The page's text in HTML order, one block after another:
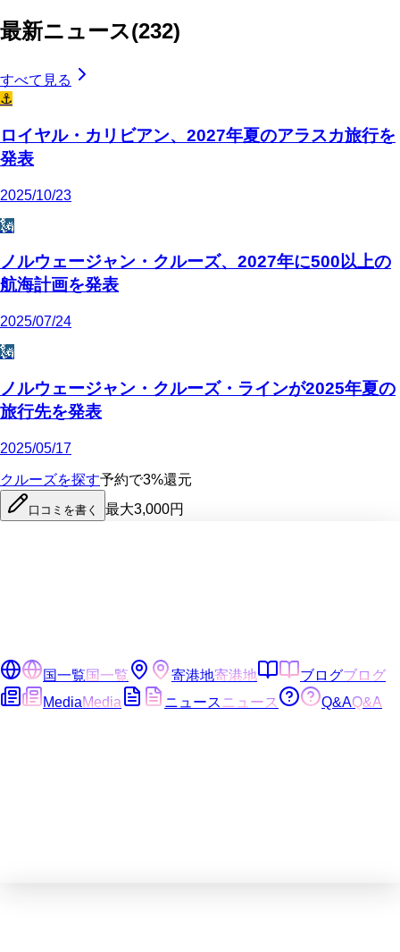
最新ニュース(232)
すべて見る
⚓
ロイヤル・カリビアン、2027年夏のアラスカ旅行を
発表
2025/10/23
🗽
ノルウェージャン・クルーズ、2027年に500以上の
航海計画を発表
2025/07/24
🗽
ノルウェージャン・クルーズ・ラインが2025年夏の
旅行先を発表
2025/05/17
クルーズを探す予約で3%還元
口コミを書く 最大3,000円
国一覧国一覧 寄港地寄港地 ブログブログ
MediaMedia ニュース ニュース Q&AQ&A